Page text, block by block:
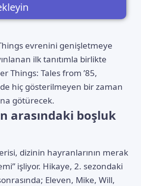
evrenini genişletmeye
ilk tanıtımla birlikte
Things: Tales from ’85,
hiç gösterilmeyen bir zaman
götürecek.
arasındaki boşluk
dizinin hayranlarının merak
işliyor. Hikaye, 2. sezondaki
Eleven, Mike, Will,